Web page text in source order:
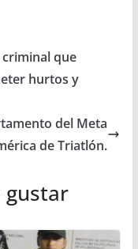
que
hurtos y
del Meta
de Triatlón.
gustar